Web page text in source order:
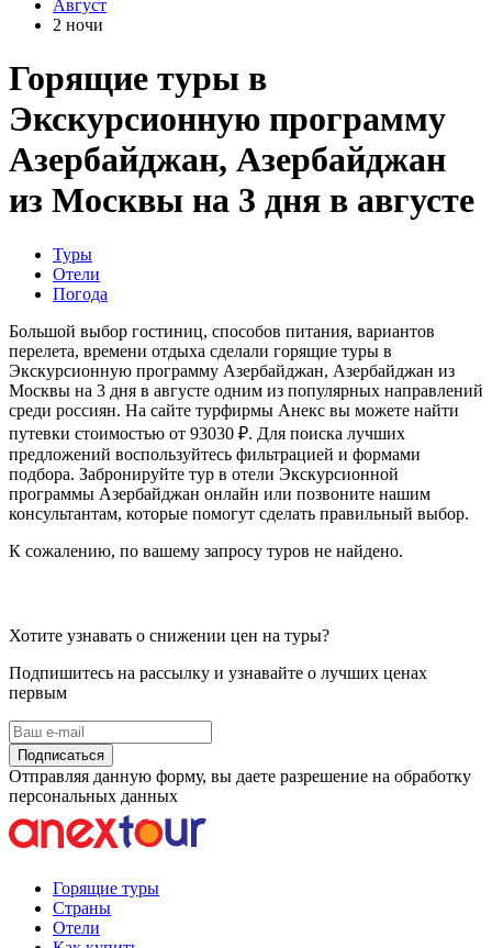
Август
2 ночи
Горящие туры в
Экскурсионную программу
Азербайджан, Азербайджан
из Москвы на 3 дня в августе
Туры
Отели
Погода
Большой выбор гостиниц, способов питания, вариантов
перелета, времени отдыха сделали горящие туры в
Экскурсионную программу Азербайджан, Азербайджан из
Москвы на 3 дня в августе одним из популярных направлений
среди россиян. На сайте турфирмы Анекс вы можете найти
путевки стоимостью от 93030 ₽. Для поиска лучших
предложений воспользуйтесь фильтрацией и формами
подбора. Забронируйте тур в отели Экскурсионной
программы Азербайджан онлайн или позвоните нашим
консультантам, которые помогут сделать правильный выбор.
К сожалению, по вашему запросу туров не найдено.
Хотите узнавать о снижении цен на туры?
Подпишитесь на рассылку и узнавайте о лучших ценах
первым
Подписаться
Отправляя данную форму, вы даете разрешение на обработку
персональных данных
Горящие туры
Страны
Отели